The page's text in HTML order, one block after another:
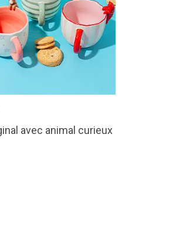
avec animal curieux